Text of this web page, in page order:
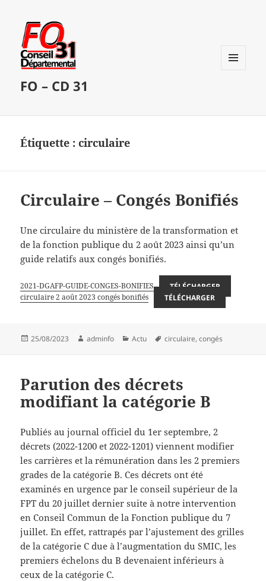
FO – CD 31
Étiquette :circulaire
Circulaire – Congés Bonifiés
Une circulaire du ministère de la transformation et
de la fonction publique du 2 août 2023 ainsi qu’un
guide relatifs aux congés bonifiés.
2021-DGAFP-GUIDE-CONGES-BONIFIES
TÉLÉCHARGER
circulaire 2 août 2023 congés bonifiés
TÉLÉCHARGER
Publié
25/08/2023 Auteur
adminfo Catégories
Actu
Mots-
circulaire,congés
Parution des décrets
modifiant la catégorie B
Publiés au journal officiel du 1er septembre, 2
décrets (2022-1200 et 2022-1201) viennent modifier
les carrières et la rémunération dans les 2 premiers
grades de la catégorie B. Ces décrets ont été
examinés en urgence par le conseil supérieur de la
FPT du 20 juillet dernier suite à notre intervention
en Conseil Commun de la Fonction publique du 7
juillet. En effet, rattrapés par l’ajustement des grilles
de la catégorie C due à l’augmentation du SMIC, les
premiers échelons du B devenaient inférieurs à
ceux de la catégorie C.